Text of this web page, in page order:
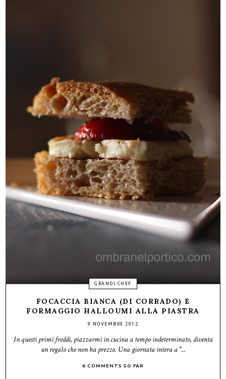
GRANDI CHEF
FOCACCIA BIANCA (DI CORRADO) E
FORMAGGIO HALLOUMI ALLA PIASTRA
9 NOVEMBRE 2012
In questi primi freddi, piazzarmi in cucina a tempo indeterminato, diventa
un regalo che non ha prezzo. Una giornata intera a "...
6 COMMENTS SO FAR